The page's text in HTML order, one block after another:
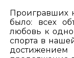
Проигравших
было: всех
любовь к
спорта в